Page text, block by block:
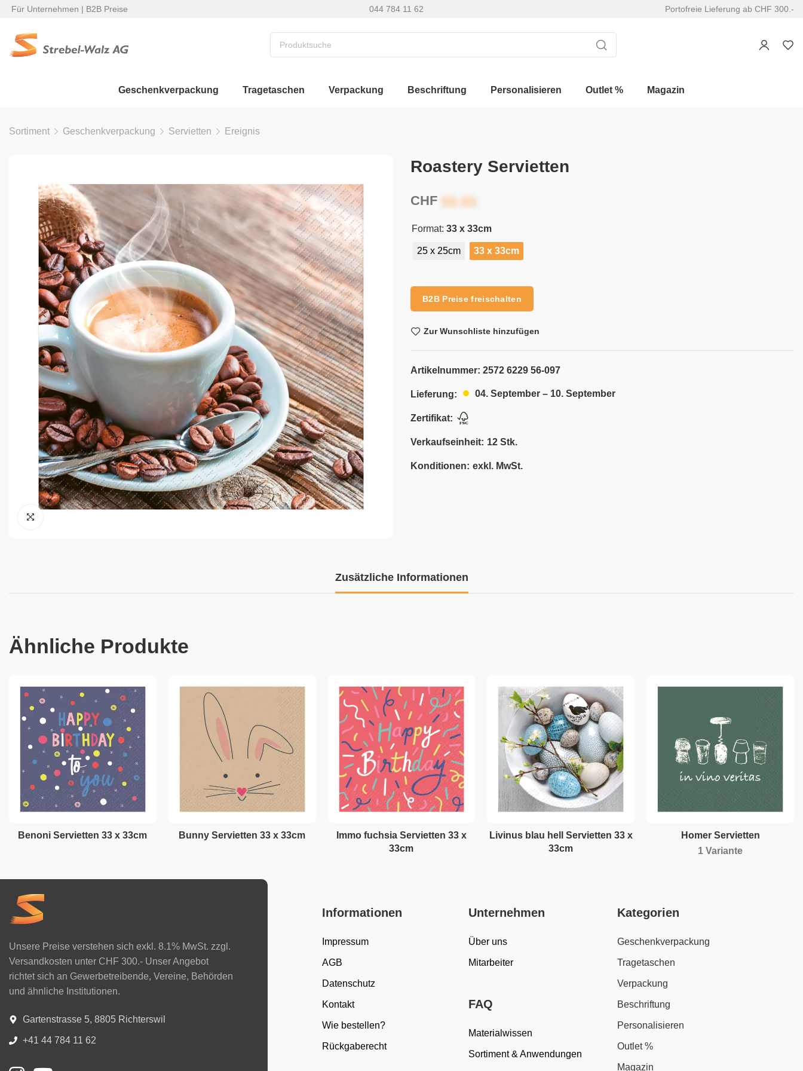
Für Unternehmen | B2B Preise 044 784 11 62 Portofreie Lieferung ab CHF 300.-
Geschenkverpackung Tragetaschen Verpackung Beschriftung Personalisieren Outlet % Magazin
Sortiment Geschenkverpackung Servietten Ereignis
Roastery Servietten
CHF
Format: 33 x 33cm
25 x 25cm 33 x 33cm
B2B Preise freischalten
Zur Wunschliste hinzufügen
Artikelnummer: 2572 6229 56-097
Lieferung: 04. September – 10. September
Zertifikat:
Verkaufseinheit: 12 Stk.
Konditionen: exkl. MwSt.
Zusätzliche Informationen
Ähnliche Produkte
Benoni Servietten 33 x 33cm Bunny Servietten 33 x 33cm
Immo fuchsia Servietten 33 x
33cm
Livinus blau hell Servietten 33 x
33cm
Homer Servietten
1 Variante
Unsere Preise verstehen sich exkl. 8.1% MwSt. zzgl.
Versandkosten unter CHF 300.- Unser Angebot
richtet sich an Gewerbetreibende, Vereine, Behörden
und ähnliche Institutionen.
Gartenstrasse 5, 8805 Richterswil
+41 44 784 11 62
Informationen
Impressum
AGB
Datenschutz
Kontakt
Wie bestellen?
Rückgaberecht
Unternehmen
Über uns
Mitarbeiter
FAQ
Materialwissen
Sortiment & Anwendungen
Kategorien
Geschenkverpackung
Tragetaschen
Verpackung
Beschriftung
Personalisieren
Outlet %
Magazin